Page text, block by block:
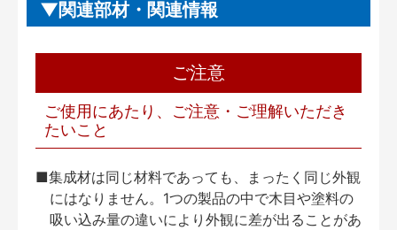
関連部材・関連情報
ご注意
ご使用にあたり、ご注意・ご理解いただき
たいこと
■集成材は同じ材料であっても、まったく同じ外観
にはなりません。1つの製品の中で木目や塗料の
吸い込み量の違いにより外観に差が出ることがあ